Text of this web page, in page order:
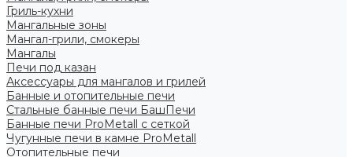
Гриль-кухни
Мангальные зоны
Мангал-грили, смокеры
Мангалы
Печи под казан
Аксессуары для мангалов и грилей
Банные и отопительные печи
Стальные банные печи БашПечи
Банные печи ProMetall с сеткой
Чугунные печи в камне ProMetall
Отопительные печи